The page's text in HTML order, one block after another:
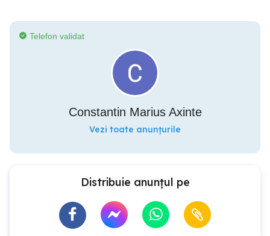
Telefon validat
Constantin Marius Axinte
Vezi toate anunțurile
Distribuie anunțul pe